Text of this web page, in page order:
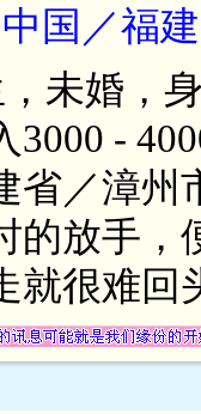
中国／福
未婚，
3000 -
省／漳州
的放手，
就很难回